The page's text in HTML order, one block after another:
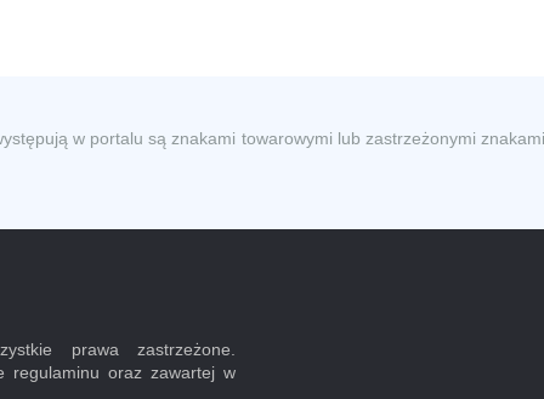
w portalu są znakami towarowymi lub zastrzeżonymi
prawa zastrzeżone.
regulaminu oraz zawartej w